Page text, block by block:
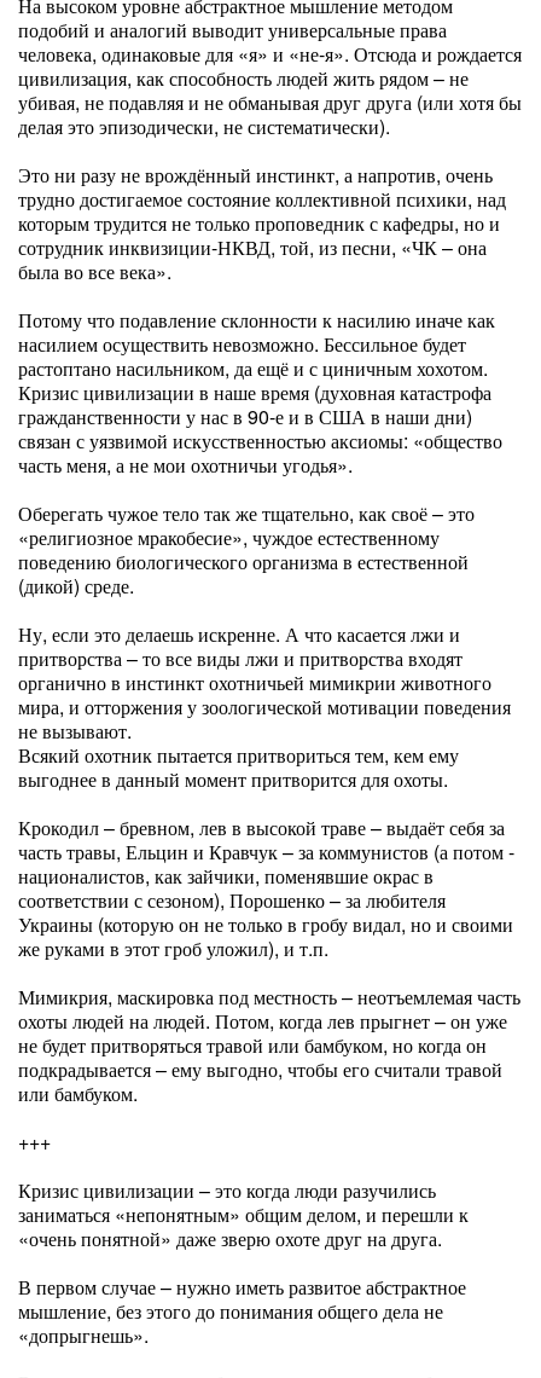
подобий и аналогий выводит универсальные права
человека, одинаковые для «я» и «не-я». Отсюда и рождается
цивилизация, как способность людей жить рядом – не
убивая, не подавляя и не обманывая друг друга (или хотя бы
делая это эпизодически, не систематически).
Это ни разу не врождённый инстинкт, а напротив, очень
трудно достигаемое состояние коллективной психики, над
которым трудится не только проповедник с кафедры, но и
сотрудник инквизиции-НКВД, той, из песни, «ЧК – она
была во все века».
Потому что подавление склонности к насилию иначе как
насилием осуществить невозможно. Бессильное будет
растоптано насильником, да ещё и с циничным хохотом.
Кризис цивилизации в наше время (духовная катастрофа
гражданственности у нас в 90-е и в США в наши дни)
связан с уязвимой искусственностью аксиомы: «общество
часть меня, а не мои охотничьи угодья».
Оберегать чужое тело так же тщательно, как своё – это
«религиозное мракобесие», чуждое естественному
поведению биологического организма в естественной
(дикой) среде.
Ну, если это делаешь искренне. А что касается лжи и
притворства – то все виды лжи и притворства входят
органично в инстинкт охотничьей мимикрии животного
мира, и отторжения у зоологической мотивации поведения
не вызывают.
Всякий охотник пытается притвориться тем, кем ему
выгоднее в данный момент притворится для охоты.
Крокодил – бревном, лев в высокой траве – выдаёт себя за
часть травы, Ельцин и Кравчук – за коммунистов (а потом -
националистов, как зайчики, поменявшие окрас в
соответствии с сезоном), Порошенко – за любителя
Украины (которую он не только в гробу видал, но и своими
же руками в этот гроб уложил), и т.п.
Мимикрия, маскировка под местность – неотъемлемая часть
охоты людей на людей. Потом, когда лев прыгнет – он уже
не будет притворяться травой или бамбуком, но когда он
подкрадывается – ему выгодно, чтобы его считали травой
или бамбуком.
+++
Кризис цивилизации – это когда люди разучились
заниматься «непонятным» общим делом, и перешли к
«очень понятной» даже зверю охоте друг на друга.
В первом случае – нужно иметь развитое абстрактное
мышление, без этого до понимания общего дела не
«допрыгнешь».